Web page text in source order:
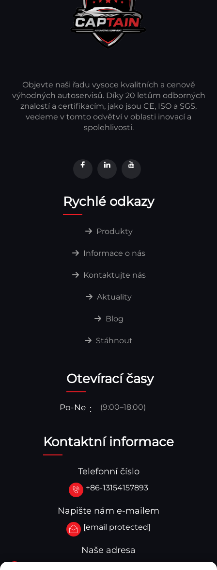
Objevte naši řadu vysoce kvalitních a cenově
výhodných autoservisů. Díky 20 letům odborných
znalostí a certifikacím, jako jsou CE, ISO a SGS,
vedeme v tomto odvětví v oblasti inovací a
spolehlivosti.
Rychlé odkazy
Produkty
Informace o nás
Kontaktujte nás
Aktuality
Blog
Stáhnout
Otevírací časy
Po-Ne (9:00–18:00)
Kontaktní informace
Telefonní číslo
+86-13154157893
Napište nám e-mailem
[email protected]
Naše adresa